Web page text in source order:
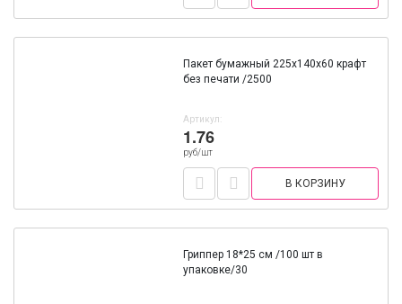
Пакет бумажный 225х140х60 крафт
без печати /2500
Артикул:
1.76
руб/шт
В КОРЗИНУ
Гриппер 18*25 см /100 шт в
упаковке/30